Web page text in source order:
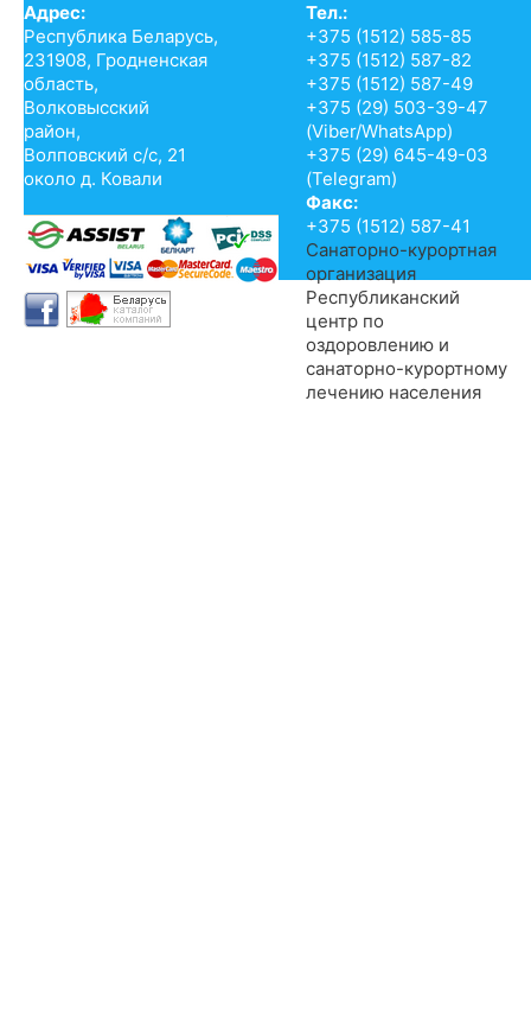
Адрес:
Республика Беларусь,
231908, Гродненская
область,
Волковысский
район,
Волповский с/с, 21
около д. Ковали
Тел.:
+375 (1512) 585-85
+375 (1512) 587-82
+375 (1512) 587-49
+375 (29) 503-39-47
(Viber/WhatsApp)
+375 (29) 645-49-03
(Telegram)
Факс:
+375 (1512) 587-41
Санаторно-курортная
организация
Республиканский
центр по
оздоровлению и
санаторно-курортному
лечению населения